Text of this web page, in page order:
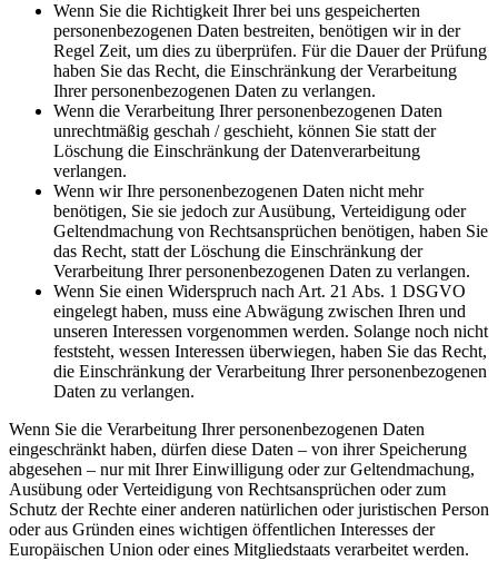
Wenn Sie die Richtigkeit Ihrer bei uns gespeicherten
personenbezogenen Daten bestreiten, benötigen wir in der
Regel Zeit, um dies zu überprüfen. Für die Dauer der Prüfung
haben Sie das Recht, die Einschränkung der Verarbeitung
Ihrer personenbezogenen Daten zu verlangen.
Wenn die Verarbeitung Ihrer personenbezogenen Daten
unrechtmäßig geschah / geschieht, können Sie statt der
Löschung die Einschränkung der Datenverarbeitung
verlangen.
Wenn wir Ihre personenbezogenen Daten nicht mehr
benötigen, Sie sie jedoch zur Ausübung, Verteidigung oder
Geltendmachung von Rechtsansprüchen benötigen, haben Sie
das Recht, statt der Löschung die Einschränkung der
Verarbeitung Ihrer personenbezogenen Daten zu verlangen.
Wenn Sie einen Widerspruch nach Art. 21 Abs. 1 DSGVO
eingelegt haben, muss eine Abwägung zwischen Ihren und
unseren Interessen vorgenommen werden. Solange noch nicht
feststeht, wessen Interessen überwiegen, haben Sie das Recht,
die Einschränkung der Verarbeitung Ihrer personenbezogenen
Daten zu verlangen.
Wenn Sie die Verarbeitung Ihrer personenbezogenen Daten
eingeschränkt haben, dürfen diese Daten – von ihrer Speicherung
abgesehen – nur mit Ihrer Einwilligung oder zur Geltendmachung,
Ausübung oder Verteidigung von Rechtsansprüchen oder zum
Schutz der Rechte einer anderen natürlichen oder juristischen Person
oder aus Gründen eines wichtigen öffentlichen Interesses der
Europäischen Union oder eines Mitgliedstaats verarbeitet werden.